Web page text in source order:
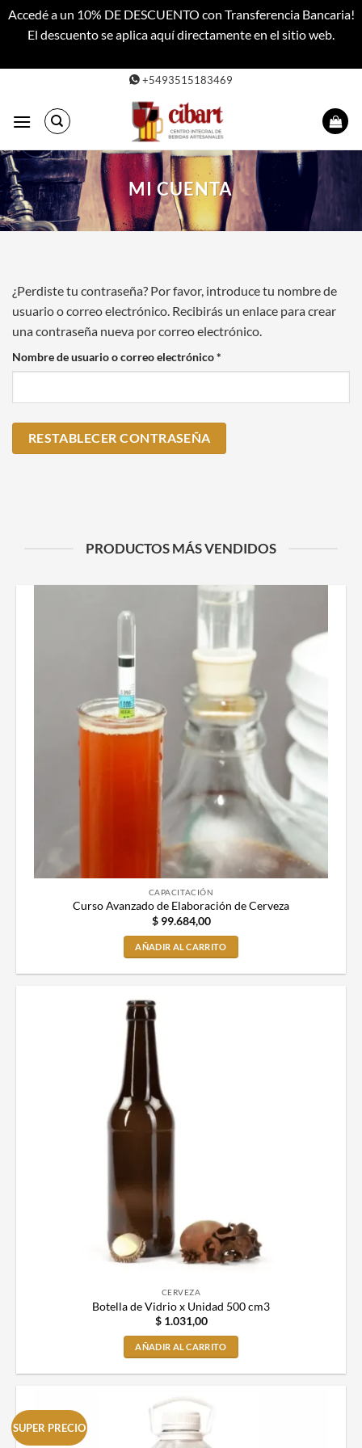
Accedé a un 10% DE DESCUENTO con Transferencia Bancaria!
El descuento se aplica aquí directamente en el sitio web.
contenido
+5493515183469
MI CUENTA
¿Perdiste tu contraseña? Por favor, introduce tu nombre de
usuario o correo electrónico. Recibirás un enlace para crear
una contraseña nueva por correo electrónico.
Nombre de usuario o correo electrónico*
RESTABLECER CONTRASEÑA
PRODUCTOS MÁS VENDIDOS
CAPACITACIÓN
Curso Avanzado de Elaboración de Cerveza
$99.684,00
AÑADIR AL CARRITO
CERVEZA
Botella de Vidrio x Unidad 500 cm3
$1.031,00
AÑADIR AL CARRITO
SUPER PRECIO